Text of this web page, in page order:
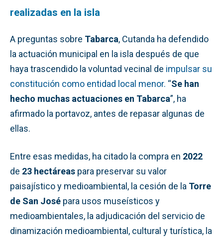
realizadas en la isla
A preguntas sobre Tabarca, Cutanda ha defendido
la actuación municipal en la isla después de que
haya trascendido la voluntad vecinal de impulsar su
constitución como entidad local menor. “Se han
hecho muchas actuaciones en Tabarca”, ha
afirmado la portavoz, antes de repasar algunas de
ellas.
Entre esas medidas, ha citado la compra en 2022
de 23 hectáreas para preservar su valor
paisajístico y medioambiental, la cesión de la Torre
de San José para usos museísticos y
medioambientales, la adjudicación del servicio de
dinamización medioambiental, cultural y turística, la